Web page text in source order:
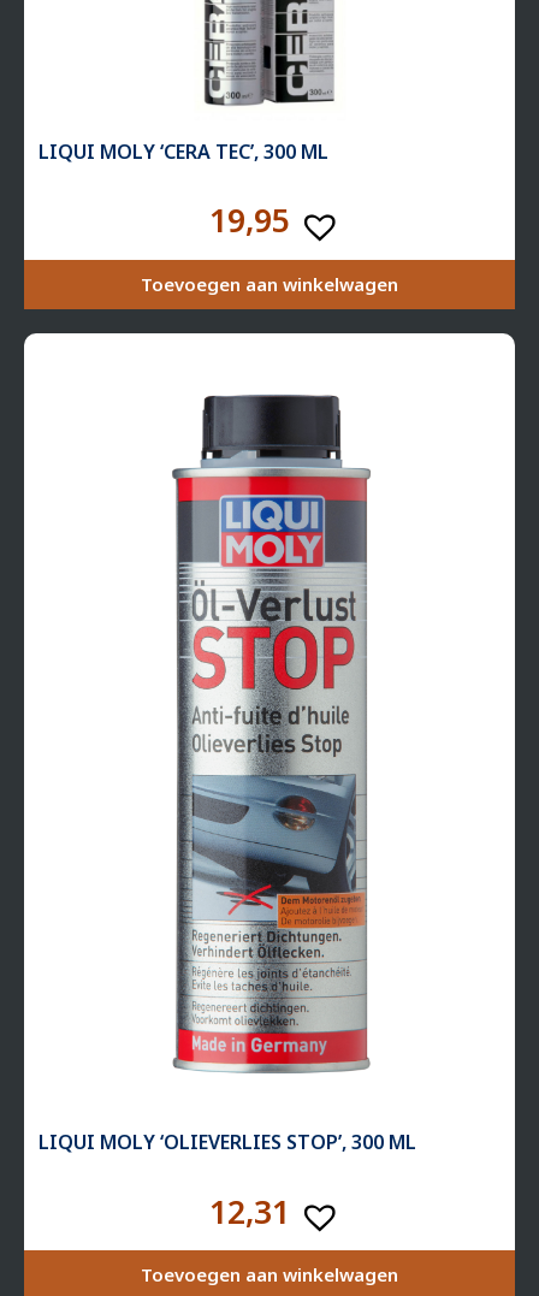
LIQUI MOLY ‘CERA TEC’, 300 ML
19,95
Toevoegen aan winkelwagen
LIQUI MOLY ‘OLIE­VER­LIES STOP’, 300 ML
12,31
Toevoegen aan winkelwagen